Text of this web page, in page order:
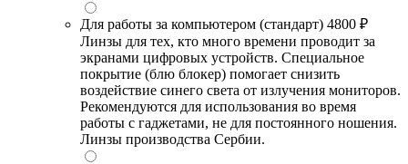
Для работы за компьютером (стандарт) 4800 ₽
Линзы для тех, кто много времени проводит за
экранами цифровых устройств. Специальное
покрытие (блю блокер) помогает снизить
воздействие синего света от излучения мониторов.
Рекомендуются для использования во время
работы с гаджетами, не для постоянного ношения.
Линзы производства Сербии.